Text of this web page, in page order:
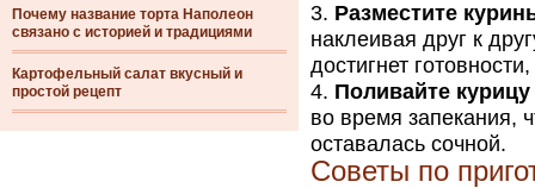
Почему название торта Наполеон
связано с историей и традициями
Картофельный салат вкусный и
простой рецепт
Разместите
наклеивая друг к
достигнет
Поливайте
во время запекания,
оставалась сочной.
Советы по